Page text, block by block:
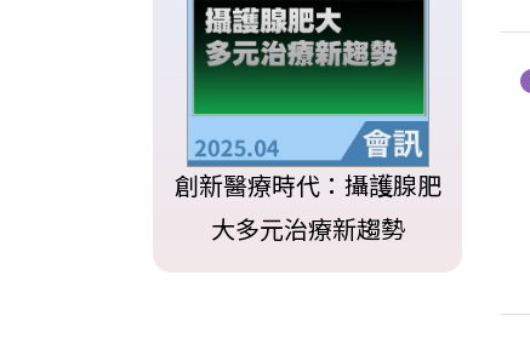
創新醫療時代：攝護腺肥
大多元治療新趨勢